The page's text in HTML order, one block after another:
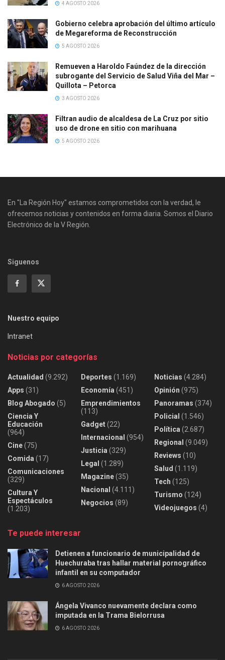
4 AGOSTO 2026
Gobierno celebra aprobación del último artículo
de Megareforma de Reconstrucción
5 AGOSTO 2026
Remueven a Haroldo Faúndez de la dirección
subrogante del Servicio de Salud Viña del Mar –
Quillota – Petorca
3 AGOSTO 2026
Filtran audio de alcaldesa de La Cruz por sitio
uso de drone en sitio con marihuana
5 AGOSTO 2026
En "La Región Hoy" estamos comprometidos con la verdad, le
ofrecemos noticias y contenidos en forma diaria. Somos el Diario
Electrónico de la V Región.
Siguenos
Nuestro equipo
Intranet
Noticias por categorías
Actualidad (9.292)
Apps (31)
Blog Abogado (5)
Ciencia Y
Educación
(964)
Cine(75)
Comida (17)
Comunicaciones
(329)
Cultura Y
Espectáculos
(1.203)
Deportes (1.169)
Economía (451)
Emprendimientos
(113)
Gadget(22)
Internacional (954)
Justicia (329)
Legal (1.289)
Magazine(35)
Nacional (4.111)
Negocios (89)
Noticias (4.284)
Opinión (975)
Panoramas (374)
Policial (1.546)
Política (2.687)
Regional (9.049)
Reviews (10)
Salud (1.119)
Tech (125)
Turismo (124)
Videojuegos (4)
Te puede interesar
Detienen a funcionario de municipalidad de
Huechuraba tras hallar material pornográfico
infantil en su computador
6 AGOSTO 2026
Ángela Vivanco nuevamente declara como
imputada en la Trama Bielorrusa
6 AGOSTO 2026